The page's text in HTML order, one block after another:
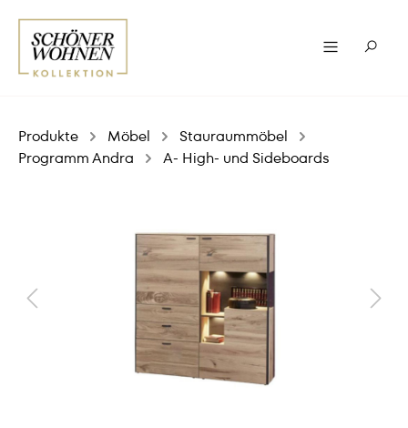
Produkte Möbel
Stauraummöbel
Programm Andra
A- High- und Sideboards